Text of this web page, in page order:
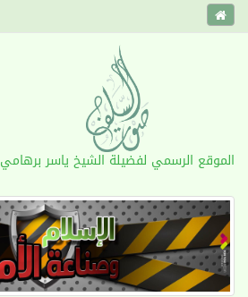
الموقع الرسمي لفضيلة الشيخ ياسر برهامي